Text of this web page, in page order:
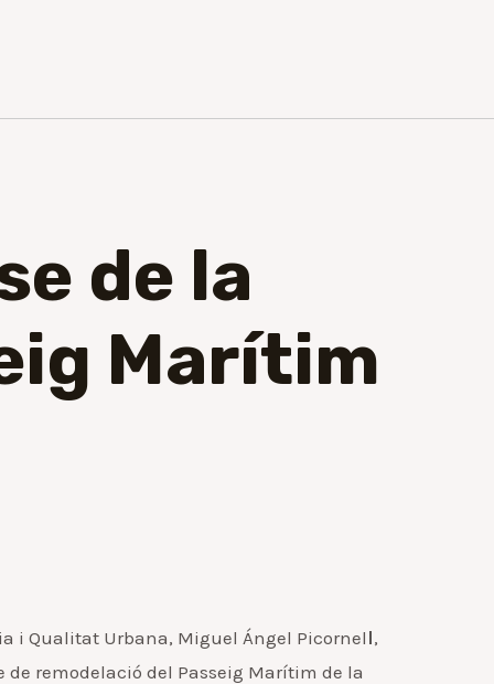
de la
Marítim
i Qualitat Urbana, Miguel Ángel Picornel l,
remodelació del Passeig Marítim de la